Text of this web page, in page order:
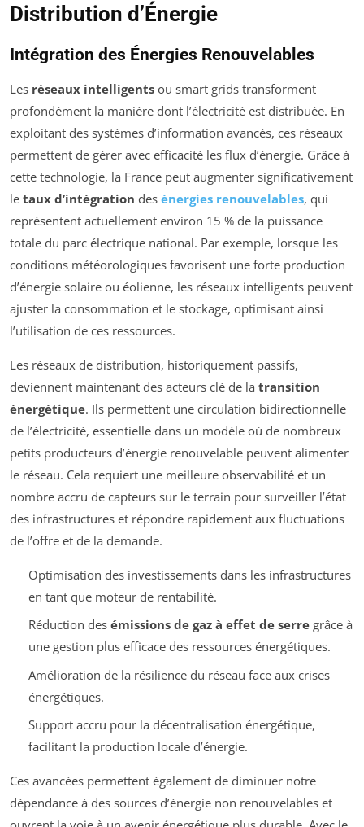
Distribution d’Énergie
Intégration des Énergies Renouvelables
Les réseaux intelligents ou smart grids transforment
profondément la manière dont l’électricité est distribuée. En
exploitant des systèmes d’information avancés, ces réseaux
permettent de gérer avec efficacité les flux d’énergie. Grâce à
cette technologie, la France peut augmenter significativement
le taux d’intégration des énergies renouvelables, qui
représentent actuellement environ 15 % de la puissance
totale du parc électrique national. Par exemple, lorsque les
conditions météorologiques favorisent une forte production
d’énergie solaire ou éolienne, les réseaux intelligents peuvent
ajuster la consommation et le stockage, optimisant ainsi
l’utilisation de ces ressources.
Les réseaux de distribution, historiquement passifs,
deviennent maintenant des acteurs clé de la transition
énergétique. Ils permettent une circulation bidirectionnelle
de l’électricité, essentielle dans un modèle où de nombreux
petits producteurs d’énergie renouvelable peuvent alimenter
le réseau. Cela requiert une meilleure observabilité et un
nombre accru de capteurs sur le terrain pour surveiller l’état
des infrastructures et répondre rapidement aux fluctuations
de l’offre et de la demande.
Optimisation des investissements dans les infrastructures
en tant que moteur de rentabilité.
Réduction des émissions de gaz à effet de serregrâce à
une gestion plus efficace des ressources énergétiques.
Amélioration de la résilience du réseau face aux crises
énergétiques.
Support accru pour la décentralisation énergétique,
facilitant la production locale d’énergie.
Ces avancées permettent également de diminuer notre
dépendance à des sources d’énergie non renouvelables et